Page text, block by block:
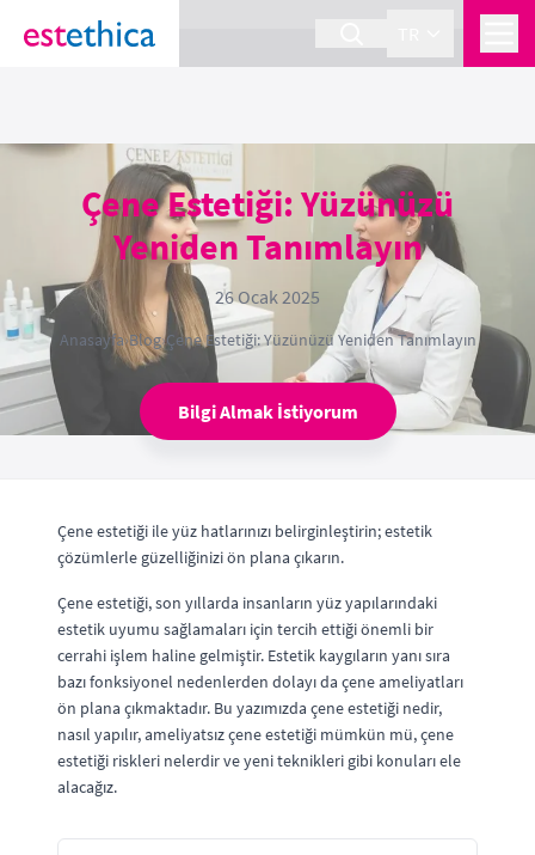
section Service {
Çene Estetiği: Yüzünüzü
Yeniden Tanımlayın
26 Ocak 2025
Anasayfa›Blog›Çene Estetiği: Yüzünüzü Yeniden Tanımlayın
Bilgi Almak İstiyorum
Çene estetiği ile yüz hatlarınızı belirginleştirin; estetik
çözümlerle güzelliğinizi ön plana çıkarın.
Çene estetiği, son yıllarda insanların yüz yapılarındaki
estetik uyumu sağlamaları için tercih ettiği önemli bir
cerrahi işlem haline gelmiştir. Estetik kaygıların yanı sıra
bazı fonksiyonel nedenlerden dolayı da çene ameliyatları
ön plana çıkmaktadır. Bu yazımızda çene estetiği nedir,
nasıl yapılır, ameliyatsız çene estetiği mümkün mü, çene
estetiği riskleri nelerdir ve yeni teknikleri gibi konuları ele
alacağız.